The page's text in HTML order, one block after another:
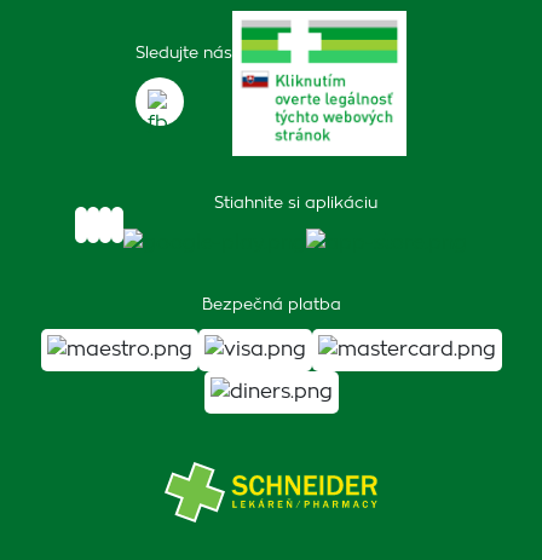
Sledujte nás
Stiahnite si aplikáciu
Bezpečná platba